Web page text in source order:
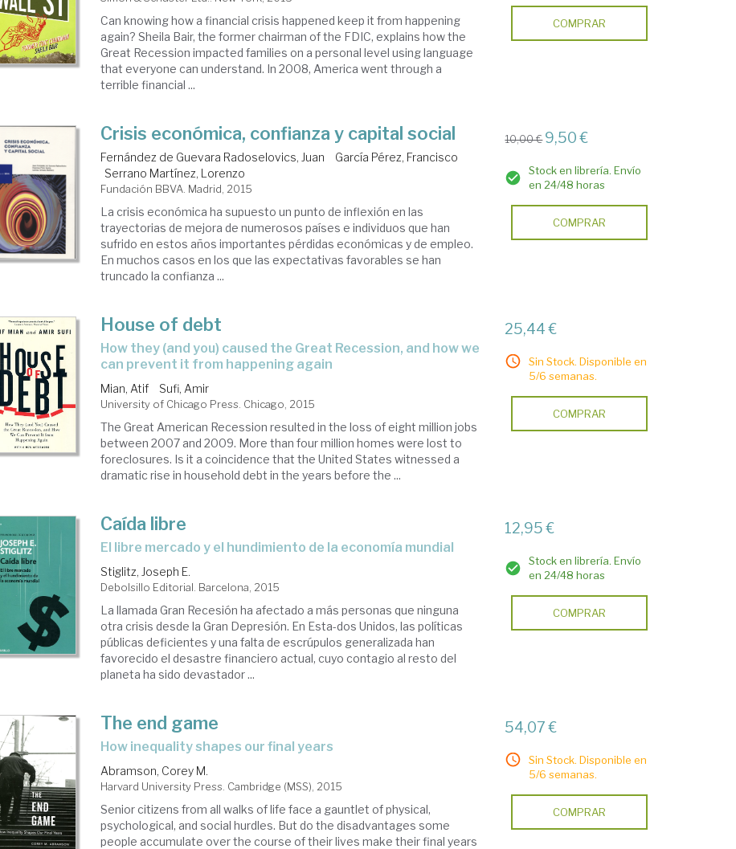
Can knowing how a financial crisis happened keep it from happening
again? Sheila Bair, the former chairman of the FDIC, explains how the
Great Recession impacted families on a personal level using language
that everyone can understand. In 2008, America went through a
terrible financial ...
COMPRAR
Crisis económica, confianza y capital social
Fernández de Guevara Radoselovics, Juan
García Pérez, Francisco
Serrano Martínez, Lorenzo
Fundación BBVA. Madrid, 2015
La crisis económica ha supuesto un punto de inflexión en las
trayectorias de mejora de numerosos países e individuos que han
sufrido en estos años importantes pérdidas económicas y de empleo.
En muchos casos en los que las expectativas favorables se han
truncado la confianza ...
10,00 € 9,50 €
Stock en librería. Envío
en 24/48 horas
COMPRAR
House of debt
How they (and you) caused the Great Recession, and how we
can prevent it from happening again
Mian, Atif Sufi, Amir
University of Chicago Press. Chicago, 2015
The Great American Recession resulted in the loss of eight million jobs
between 2007 and 2009. More than four million homes were lost to
foreclosures. Is it a coincidence that the United States witnessed a
dramatic rise in household debt in the years before the ...
25,44 €
Sin Stock. Disponible en
5/6 semanas.
COMPRAR
Caída libre
el libre mercado y el hundimiento de la economía mundial
Stiglitz, Joseph E.
Debolsillo Editorial. Barcelona, 2015
La llamada Gran Recesión ha afectado a más personas que ninguna
otra crisis desde la Gran Depresión. En Esta-dos Unidos, las políticas
públicas deficientes y una falta de escrúpulos generalizada han
favorecido el desastre financiero actual, cuyo contagio al resto del
planeta ha sido devastador ...
12,95 €
Stock en librería. Envío
en 24/48 horas
COMPRAR
The end game
how inequality shapes our final years
Abramson, Corey M.
Harvard University Press. Cambridge (MSS), 2015
Senior citizens from all walks of life face a gauntlet of physical,
psychological, and social hurdles. But do the disadvantages some
people accumulate over the course of their lives make their final years
54,07 €
Sin Stock. Disponible en
5/6 semanas.
COMPRAR